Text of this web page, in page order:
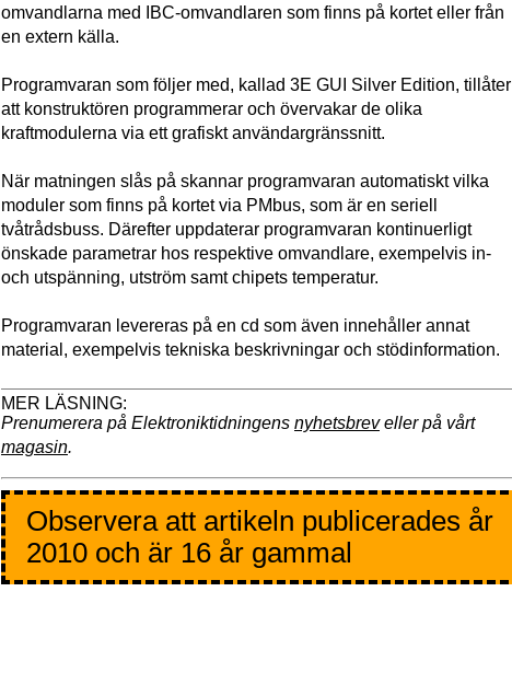
omvandlarna med IBC-omvandlaren som finns på kortet eller från
en extern källa.
Programvaran som följer med, kallad 3E GUI Silver Edition, tillåter
att konstruktören programmerar och övervakar de olika
kraftmodulerna via ett grafiskt användargränssnitt.
När matningen slås på skannar programvaran automatiskt vilka
moduler som finns på kortet via PMbus, som är en seriell
tvåtrådsbuss. Därefter uppdaterar programvaran kontinuerligt
önskade parametrar hos respektive omvandlare, exempelvis in-
och utspänning, utström samt chipets temperatur.
Programvaran levereras på en cd som även innehåller annat
material, exempelvis tekniska beskrivningar och stödinformation.
Prenumerera på Elektroniktidningens nyhetsbreveller på vårt
magasin.
Observera att artikeln publicerades år
2010 och är 16 år gammal